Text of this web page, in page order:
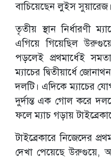
বাচিয়েছেন লুইস সুয়ারেজ।
তৃতীয় স্থান নির্ধারণী
এগিয়ে গিয়েছিল
পড়লেই প্রথমার্ধেই
ম্যাচের দ্বিতীয়ার্ধে
দলটি। এদিকে ম্যাচের
দুর্দান্ত এক গোল করে
ফলে ম্যাচ গড়ায়
টাইব্রেকারে নিজেদের
দেখা পেয়েছে উরুগুয়ে,